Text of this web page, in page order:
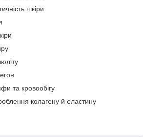
шкіри
та кровообігу
колагену й еластину